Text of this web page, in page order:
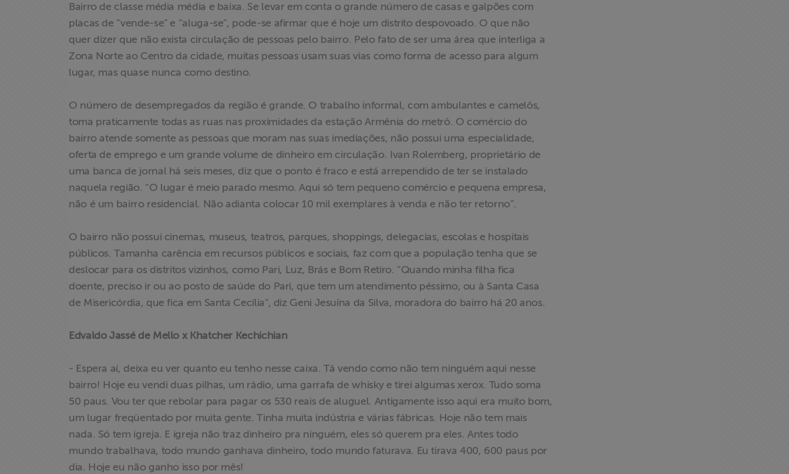
Assine a nossa
Bairro de classe média média e baixa. Se levar em conta o grande número de casas e galpões com
placas de “vende-se” e “aluga-se”, pode-se afirmar que é hoje um distrito despovoado. O que não
quer dizer que não exista circulação de pessoas pelo bairro. Pelo fato de ser uma área que interliga a
Zona Norte ao Centro da cidade, muitas pessoas usam suas vias como forma de acesso para algum
lugar, mas quase nunca como destino.
O número de desempregados da região é grande. O trabalho informal, com ambulantes e camelôs,
toma praticamente todas as ruas nas proximidades da estação Armênia do metrô. O comércio do
bairro atende somente as pessoas que moram nas suas imediações, não possui uma especialidade,
oferta de emprego e um grande volume de dinheiro em circulação. Ivan Rolemberg, proprietário de
uma banca de jornal há seis meses, diz que o ponto é fraco e está arrependido de ter se instalado
naquela região. “O lugar é meio parado mesmo. Aqui só tem pequeno comércio e pequena empresa,
não é um bairro residencial. Não adianta colocar 10 mil exemplares à venda e não ter retorno”.
O bairro não possui cinemas, museus, teatros, parques, shoppings, delegacias, escolas e hospitais
públicos. Tamanha carência em recursos públicos e sociais, faz com que a população tenha que se
deslocar para os distritos vizinhos, como Pari, Luz, Brás e Bom Retiro. “Quando minha filha fica
doente, preciso ir ou ao posto de saúde do Pari, que tem um atendimento péssimo, ou à Santa Casa
de Misericórdia, que fica em Santa Cecília”, diz Geni Jesuína da Silva, moradora do bairro há 20 anos.
Edvaldo Jassé de Mello x Khatcher Kechichian
- Espera aí, deixa eu ver quanto eu tenho nesse caixa. Tá vendo como não tem ninguém aqui nesse
bairro! Hoje eu vendi duas pilhas, um rádio, uma garrafa de whisky e tirei algumas xerox. Tudo soma
50 paus. Vou ter que rebolar para pagar os 530 reais de aluguel. Antigamente isso aqui era muito bom,
um lugar freqüentado por muita gente. Tinha muita indústria e várias fábricas. Hoje não tem mais
nada. Só tem igreja. E igreja não traz dinheiro pra ninguém, eles só querem pra eles. Antes todo
mundo trabalhava, todo mundo ganhava dinheiro, todo mundo faturava. Eu tirava 400, 600 paus por
dia. Hoje eu não ganho isso por mês!